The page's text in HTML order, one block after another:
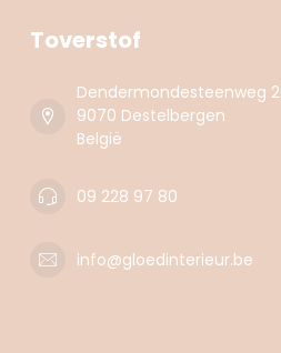
Toverstof
Dendermondesteenweg
9070 Destelbergen
België
09 228 97 80
info@gloedinterieur.be